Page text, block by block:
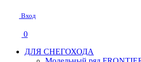
Вход
0
ДЛЯ СНЕГОХОДА